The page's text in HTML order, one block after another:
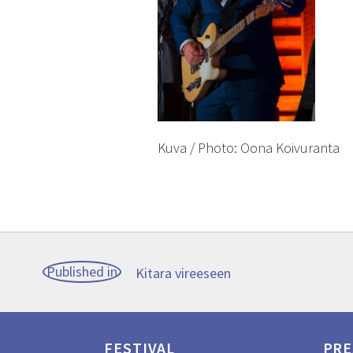
Kuva / Photo: Oona Koivuranta
Post
navigation
Published in Kitara vireeseen
FESTIVAL